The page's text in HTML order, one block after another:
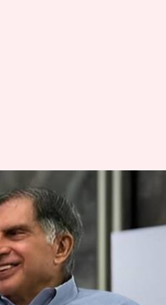
పెద్దగా కలలు
02:37 pm